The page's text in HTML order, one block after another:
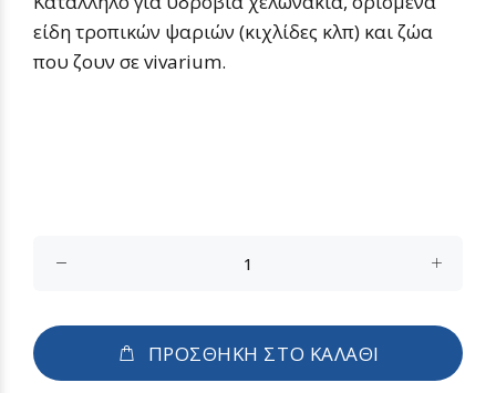
είδη τροπικών ψαριών (κιχλίδες κλπ) και ζώα
που ζουν σε vivarium.
ΠΡΟΣΘΗΚΗ ΣΤΟ ΚΑΛΑΘΙ